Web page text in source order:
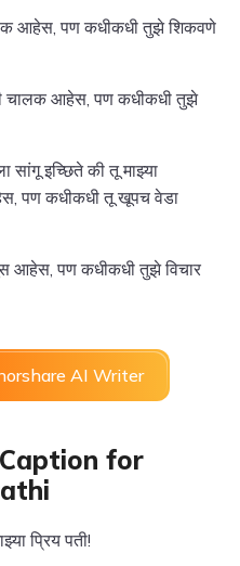
आहेस, पण कधीकधी तुझे शिकवणे
चालक आहेस, पण कधीकधी तुझे
सांगू इच्छिते की तू माझ्या
पण कधीकधी तू खूपच वेडा
आहेस, पण कधीकधी तुझे विचार
AI Writer
for
प्रिय पती!